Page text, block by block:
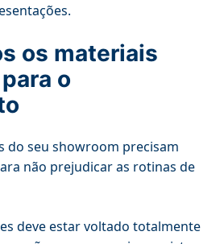
os materiais
o
do seu showroom precisam
não prejudicar as rotinas de
deve estar voltado totalmente